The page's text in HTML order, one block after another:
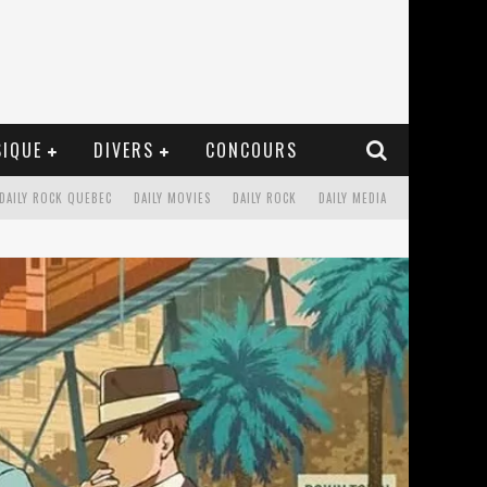
DIVERS CONCOURS
DAILY MEDIA
DAILY ROCK
DAILY MOVIES
DAILY ROCK QUEBEC